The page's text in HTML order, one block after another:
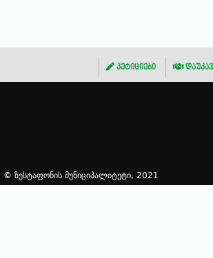
პეტიციები
© ზესტაფონის მუნიციპალიტეტი, 2021